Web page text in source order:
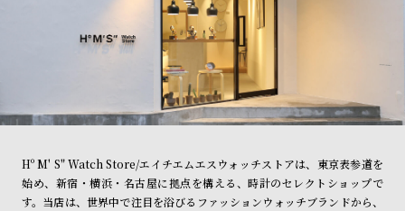
Hº M' S" Watch Store/エイチエムエスウォッチストアは、東京表参道を
始め、新宿・横浜・名古屋に拠点を構える、時計のセレクトショップで
す。当店は、世界中で注目を浴びるファッションウォッチブランドから、